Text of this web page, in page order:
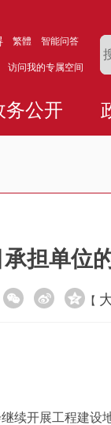
繁體 智能问答
访问我的专属空间
务公开
担单位
【
续开展工程建设